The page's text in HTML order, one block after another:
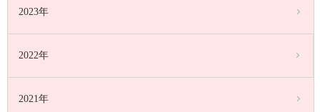
2023年
2022年
2021年